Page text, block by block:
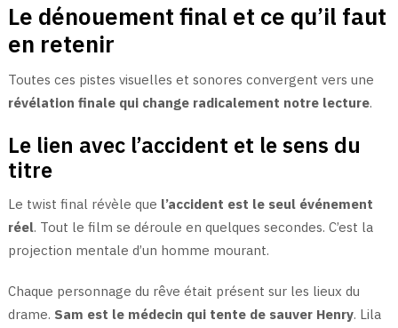
Le dénouement final et ce qu’il faut
en retenir
Toutes ces pistes visuelles et sonores convergent vers une
révélation finale qui change radicalement notre lecture.
Le lien avec l’accident et le sens du
titre
Le twist final révèle que l’accident est le seul événement
réel. Tout le film se déroule en quelques secondes. C’est la
projection mentale d’un homme mourant.
Chaque personnage du rêve était présent sur les lieux du
drame. Sam est le médecin qui tente de sauver Henry. Lila